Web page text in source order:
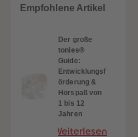
Empfohlene Artikel
Der große
tonies®
Guide:
Entwicklungsf
örderung &
Hörspaß von
1 bis 12
Jahren
Weiterlesen